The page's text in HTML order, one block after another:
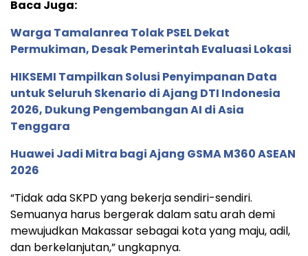
Baca Juga:
Warga Tamalanrea Tolak PSEL Dekat
Permukiman, Desak Pemerintah Evaluasi Lokasi
HIKSEMI Tampilkan Solusi Penyimpanan Data
untuk Seluruh Skenario di Ajang DTI Indonesia
2026, Dukung Pengembangan AI di Asia
Tenggara
Huawei Jadi Mitra bagi Ajang GSMA M360 ASEAN
2026
“Tidak ada SKPD yang bekerja sendiri-sendiri.
Semuanya harus bergerak dalam satu arah demi
mewujudkan Makassar sebagai kota yang maju, adil,
dan berkelanjutan,” ungkapnya.